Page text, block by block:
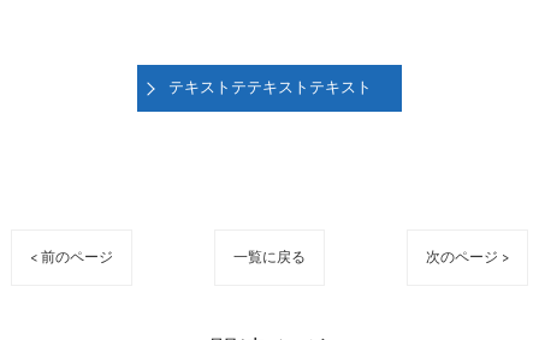
テキストテテキストテキスト
< 前のページ 一覧に戻る 次のページ >